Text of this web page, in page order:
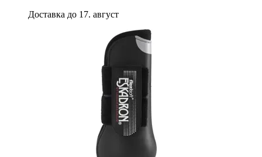
Доставка до 17. август